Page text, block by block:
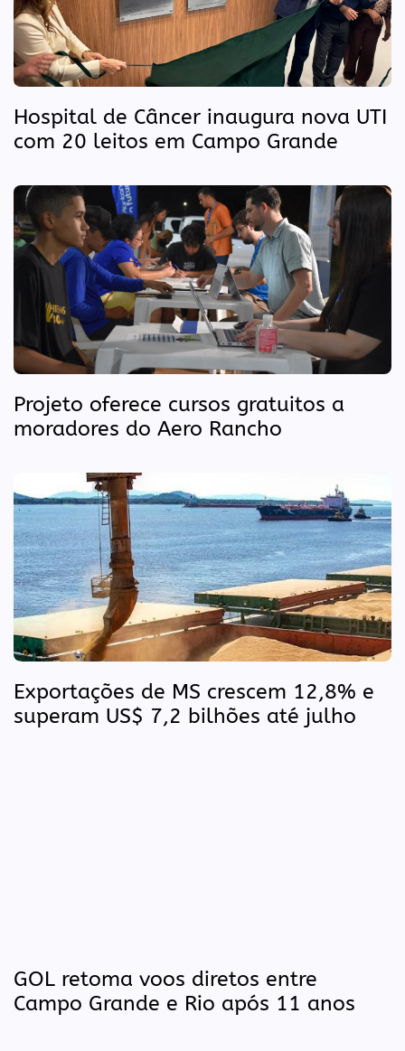
Hospital de Câncer inaugura nova UTI
com 20 leitos em Campo Grande
Projeto oferece cursos gratuitos a
moradores do Aero Rancho
Exportações de MS crescem 12,8% e
superam US$ 7,2 bilhões até julho
GOL retoma voos diretos entre
Campo Grande e Rio após 11 anos